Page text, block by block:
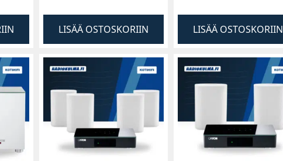
LISÄÄ OSTOSKORIIN LISÄÄ OSTOSKORIIN